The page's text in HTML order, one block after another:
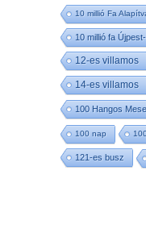
10 millió Fa
10 millió fa
12-es villamos
14-es villamos
100 Hangos
100 nap
121-es busz